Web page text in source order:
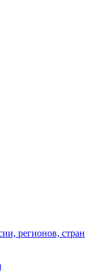
регионов, стран